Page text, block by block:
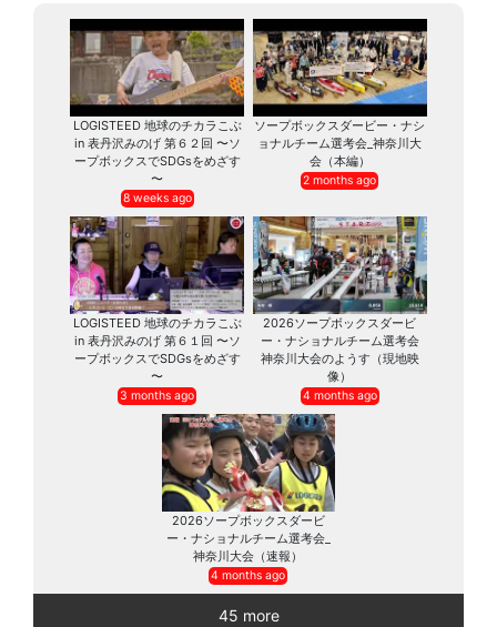
LOGISTEED 地球のチカラこぶ
in 表丹沢みのげ 第６２回 〜ソ
ープボックスでSDGsをめざす
〜
8 weeks ago
ソープボックスダービー・ナシ
ョナルチーム選考会_神奈川大
会（本編）
2 months ago
LOGISTEED 地球のチカラこぶ
in 表丹沢みのげ 第６１回 〜ソ
ープボックスでSDGsをめざす
〜
3 months ago
2026ソープボックスダービ
ー・ナショナルチーム選考会
神奈川大会のようす（現地映
像）
4 months ago
2026ソープボックスダービ
ー・ナショナルチーム選考会_
神奈川大会（速報）
4 months ago
45 more